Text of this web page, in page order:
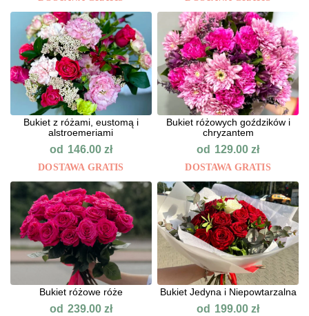
Bukiet z różami, eustomą i
alstroemeriami
od 146.00 zł
DOSTAWA GRATIS
Bukiet różowych goździków i
chryzantem
od 129.00zł
DOSTAWA GRATIS
Bukiet różowe róże
od 239.00 zł
Bukiet Jedyna i Niepowtarzalna
od 199.00zł